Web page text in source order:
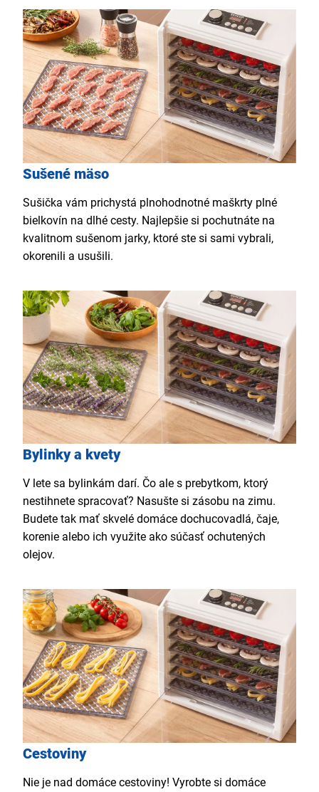
Sušené mäso
Sušička vám prichystá plnohodnotné maškrty plné
bielkovín na dlhé cesty. Najlepšie si pochutnáte na
kvalitnom sušenom jarky, ktoré ste si sami vybrali,
okorenili a usušili.
Bylinky a kvety
V lete sa bylinkám darí. Čo ale s prebytkom, ktorý
nestihnete spracovať? Nasušte si zásobu na zimu.
Budete tak mať skvelé domáce dochucovadlá, čaje,
korenie alebo ich využite ako súčasť ochutených
olejov.
Cestoviny
Nie je nad domáce cestoviny! Vyrobte si domáce